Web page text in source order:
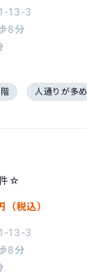
13-3
8分
人通りが多め
☆
（税込）
13-3
8分